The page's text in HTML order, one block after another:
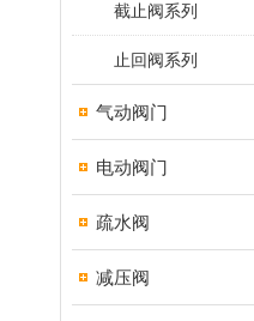
截止阀系列
止回阀系列
气动阀门
电动阀门
疏水阀
减压阀